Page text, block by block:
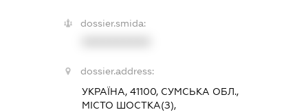
dossier.smida:
dossier.address:
УКРАЇНА, 41100, СУМСЬКА ОБЛ.,
МІСТО ШОСТКА(З),